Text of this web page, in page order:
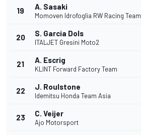
19 A. Sasaki
Momoven Idrofoglia RW Racing Team
20 S. Garcia Dols
ITALJET Gresini Moto2
21 A. Escrig
KLINT Forward Factory Team
22 J. Roulstone
Idemitsu Honda Team Asia
23 C. Veijer
Ajo Motorsport